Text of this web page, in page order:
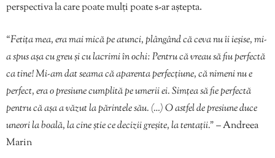
perspectiva la care poate mulți poate s-ar aștepta.
“Fetița mea, era mai mică pe atunci, plângând că ceva nu îi ieșise, mi-
a spus așa cu greu și cu lacrimi în ochi: Pentru că vreau să fiu perfectă
ca tine! Mi-am dat seama că aparenta perfecțiune, că nimeni nu e
perfect, era o presiune cumplită pe umerii ei. Simțea să fie perfectă
pentru că așa a văzut la părintele său. (…) O astfel de presiune duce
uneori la boală, la cine știe ce decizii greșite, la tentații.”– Andreea
Marin